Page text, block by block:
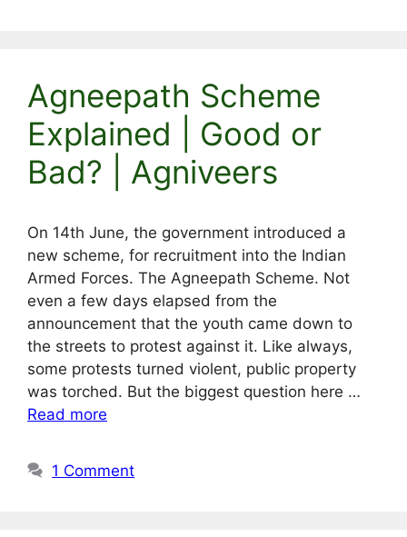
Agneepath Scheme
Explained | Good or
Bad? | Agniveers
On 14th June, the government introduced a
new scheme, for recruitment into the Indian
Armed Forces. The Agneepath Scheme. Not
even a few days elapsed from the
announcement that the youth came down to
the streets to protest against it. Like always,
some protests turned violent, public property
was torched. But the biggest question here …
Read more
1 Comment